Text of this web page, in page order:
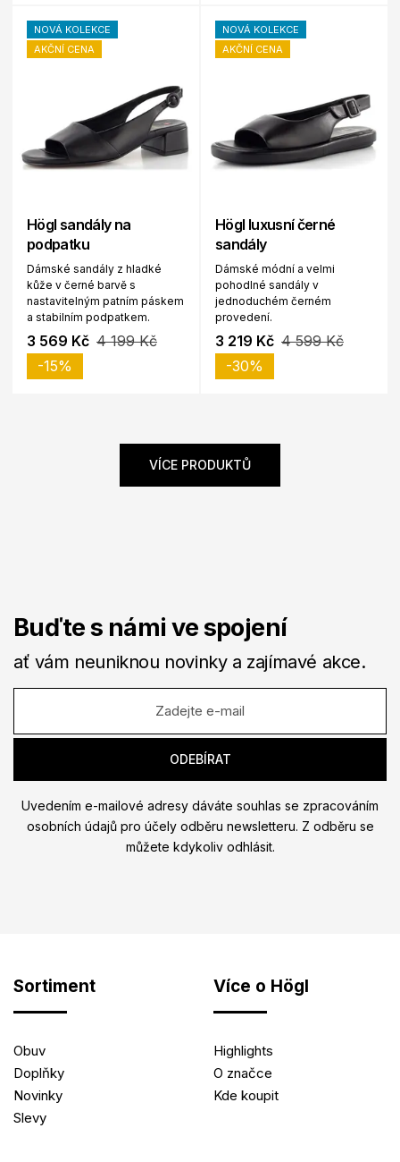
NOVÁ KOLEKCE
AKČNÍ CENA
Högl sandály na
podpatku
Dámské sandály z hladké
kůže v černé barvě s
nastavitelným patním páskem
a stabilním podpatkem.
3 569 Kč 4 199 Kč
-15%
NOVÁ KOLEKCE
AKČNÍ CENA
Högl luxusní černé
sandály
Dámské módní a velmi
pohodlné sandály v
jednoduchém černém
provedení.
3 219 Kč 4 599 Kč
-30%
VÍCE PRODUKTŮ
Buďte s námi ve spojení
ať vám neuniknou novinky a zajímavé akce.
Uvedením e-mailové adresy dáváte souhlas se zpracováním
osobních údajů pro účely odběru newsletteru. Z odběru se
můžete kdykoliv odhlásit.
Sortiment
Obuv
Doplňky
Novinky
Slevy
Více o Högl
Highlights
O značce
Kde koupit